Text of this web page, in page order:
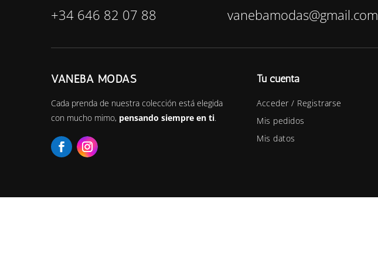
+34 646 82 07 88 vanebamodas@gmail.com
VANEBA MODAS
Cada prenda de nuestra colección está elegida
con mucho mimo, pensando siempre en ti.
Tu cuenta
Acceder / Registrarse
Mis pedidos
Mis datos